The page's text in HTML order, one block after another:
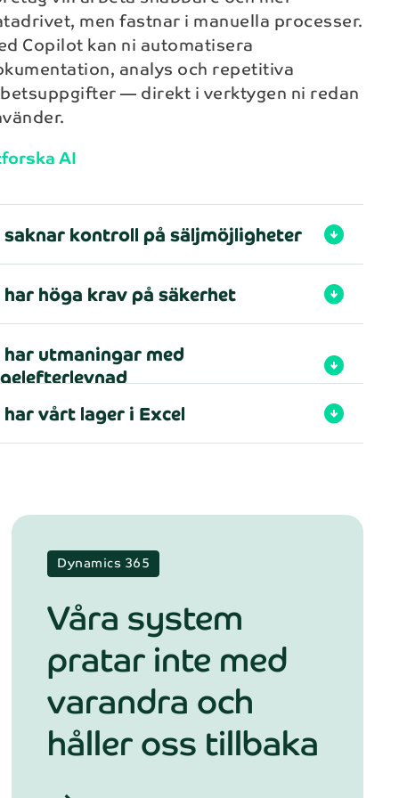
men fastnar i manuella processer.
Copilot kan ni automatisera
analys och repetitiva
— direkt i verktygen ni redan
AI
saknar kontroll på säljmöjligheter arrow_circle_down
höga krav på säkerhet arrow_circle_down
utmaningar med arrow_circle_down
vårt lager i Excel arrow_circle_down
Dynamics 365
Våra system
pratar inte med
varandra och
håller oss tillbaka